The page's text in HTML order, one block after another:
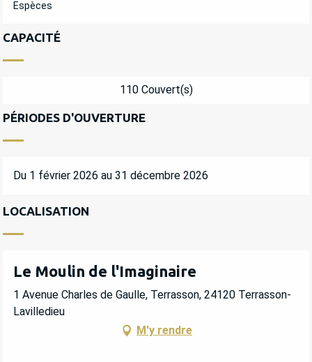
Espèces
CAPACITÉ
110 Couvert(s)
PÉRIODES D'OUVERTURE
Du 1 février 2026 au 31 décembre 2026
LOCALISATION
Le Moulin de l'Imaginaire
1 Avenue Charles de Gaulle, Terrasson, 24120 Terrasson-
Lavilledieu
M'y rendre